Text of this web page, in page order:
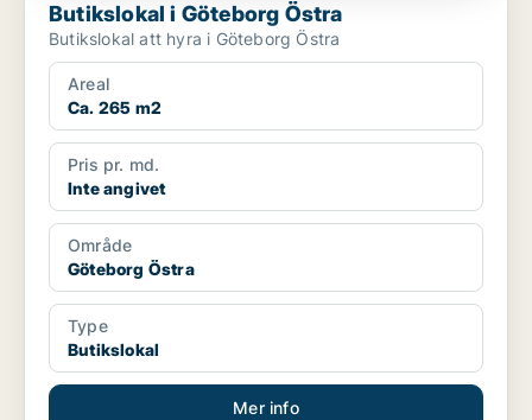
Butikslokal i Göteborg Östra
Butikslokal att hyra i Göteborg Östra
Areal
Ca. 265 m2
Pris pr. md.
Inte angivet
Område
Göteborg Östra
Type
Butikslokal
Mer info